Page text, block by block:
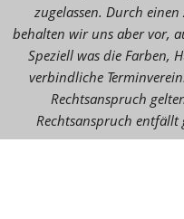
zugelassen. Durch
behalten wir uns aber vor,
Speziell was die Farben,
verbindliche
Rechtsanspruch
Rechtsanspruch entfällt